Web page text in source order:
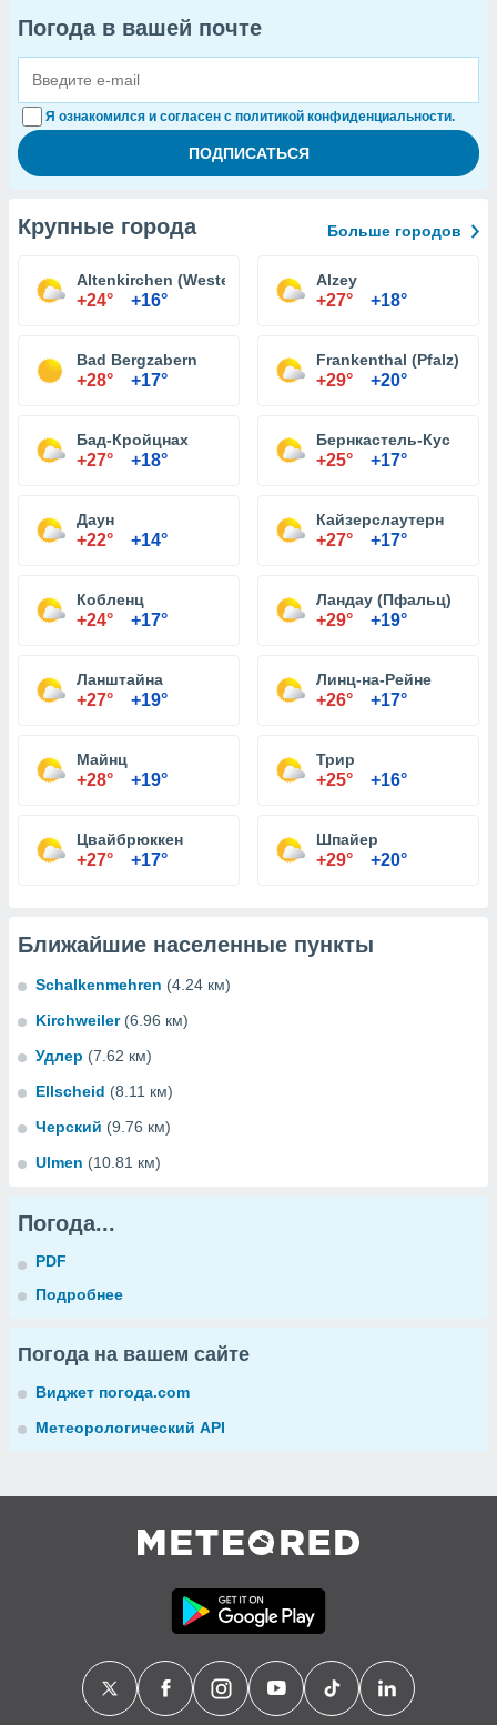
Погода в вашей почте
Я ознакомился и согласен с политикой конфиденциальности.
Крупные города Больше городов
Altenkirchen (Westerwald)
+24° +16°
Alzey
+27° +18°
Bad Bergzabern
+28° +17°
Frankenthal (Pfalz)
+29° +20°
Бад-Кройцнах
+27° +18°
Бернкастель-Кус
+25° +17°
Даун
+22° +14°
Кайзерслаутерн
+27° +17°
Кобленц
+24° +17°
Ландау (Пфальц)
+29° +19°
Ланштайна
+27° +19°
Линц-на-Рейне
+26° +17°
Майнц
+28° +19°
Трир
+25° +16°
Цвайбрюккен
+27° +17°
Шпайер
+29° +20°
Ближайшие населенные пункты
Schalkenmehren (4.24 км)
Kirchweiler (6.96 км)
Удлер (7.62 км)
Ellscheid (8.11 км)
Черский (9.76 км)
Ulmen (10.81 км)
Погода...
PDF
Подробнее
Погода на вашем сайте
Виджет погода.com
Метеорологический API